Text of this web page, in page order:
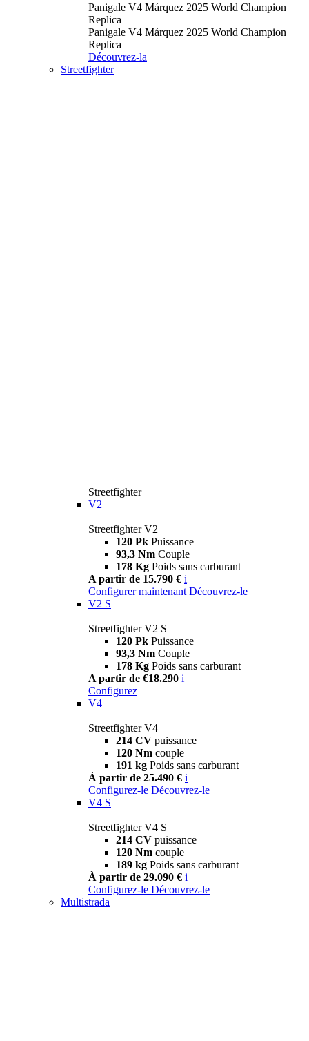
Panigale V4 Márquez 2025 World Champion
Replica
Panigale V4 Márquez 2025 World Champion
Replica
Découvrez-la
Streetfighter
Streetfighter
V2
Streetfighter V2
120 Pk Puissance
93,3 Nm Couple
178 Kg Poids sans carburant
A partir de 15.790 € i
Configurer maintenant Découvrez-le
V2 S
Streetfighter V2 S
120 Pk Puissance
93,3 Nm Couple
178 Kg Poids sans carburant
A partir de €18.290 i
Configurez
V4
Streetfighter V4
214 CV puissance
120 Nm couple
191 kg Poids sans carburant
À partir de 25.490 € i
Configurez-le Découvrez-le
V4 S
Streetfighter V4 S
214 CV puissance
120 Nm couple
189 kg Poids sans carburant
À partir de 29.090 € i
Configurez-le Découvrez-le
Multistrada